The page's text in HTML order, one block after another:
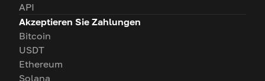
API
Akzeptieren Sie Zahlungen
Bitcoin
USDT
Ethereum
Solana